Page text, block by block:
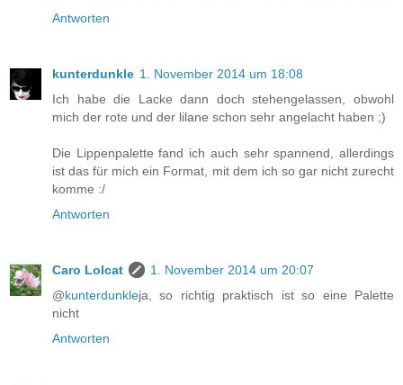
Antworten
kunterdunkle 1. November 2014 um 18:08
Ich habe die Lacke dann doch stehengelassen, obwohl
mich der rote und der lilane schon sehr angelacht haben ;)
Die Lippenpalette fand ich auch sehr spannend, allerdings
ist das für mich ein Format, mit dem ich so gar nicht zurecht
komme :/
Antworten
Caro Lolcat
1. November 2014 um 20:07
@kunterdunkleja, so richtig praktisch ist so eine Palette
nicht
Antworten